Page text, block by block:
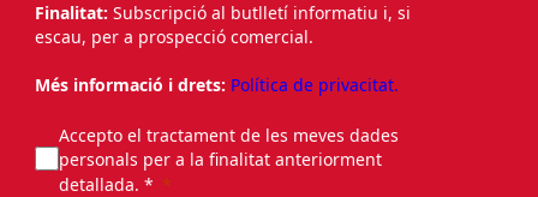
Finalitat: Subscripció al butlletí informatiu i, si
escau, per a prospecció comercial.
Més informació i drets: Política de privacitat.
Accepto el tractament de les meves dades
personals per a la finalitat anteriorment
detallada. *